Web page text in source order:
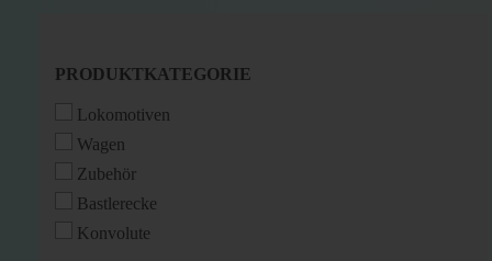
PRODUKTKATEGORIE
PRODUKTKATEGORIE
Lokomotiven
Wagen
Zubehör
Bastlerecke
Konvolute